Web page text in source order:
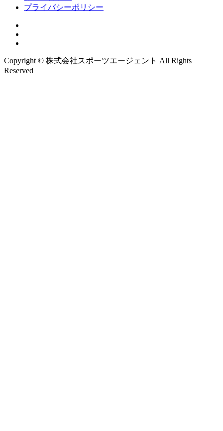
プライバシーポリシー
Copyright © 株式会社スポーツエージェント All Rights
Reserved